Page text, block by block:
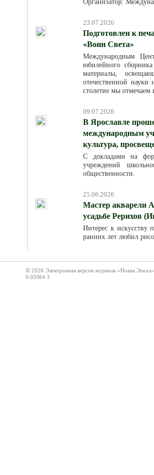
Организатор:
23.07.2026
Подготовлен к
«Воин Света»
Международным
юбилейного
материалы,
отечественной
столетие мы отмечаем
09.07.2026
В Ярославле
международным
культура,
С докладами на
учреждений
общественности.
25.06.2026
Мастер акварели
усадьбе Рерихов
Интерес к искусству
ранних лет любил
© 2026 Электронная версия журнала «Новая Эпоха»
0.02064 3